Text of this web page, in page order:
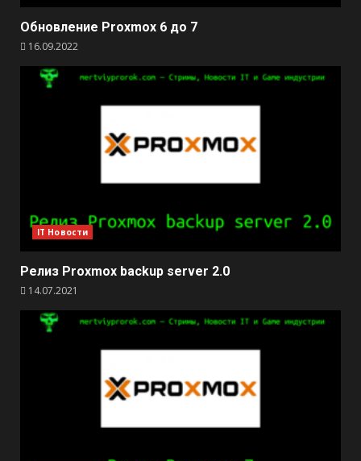
Обновление Proxmox 6 до 7
16.09.2022
IT Новости
Релиз Proxmox backup server 2.0
14.07.2021